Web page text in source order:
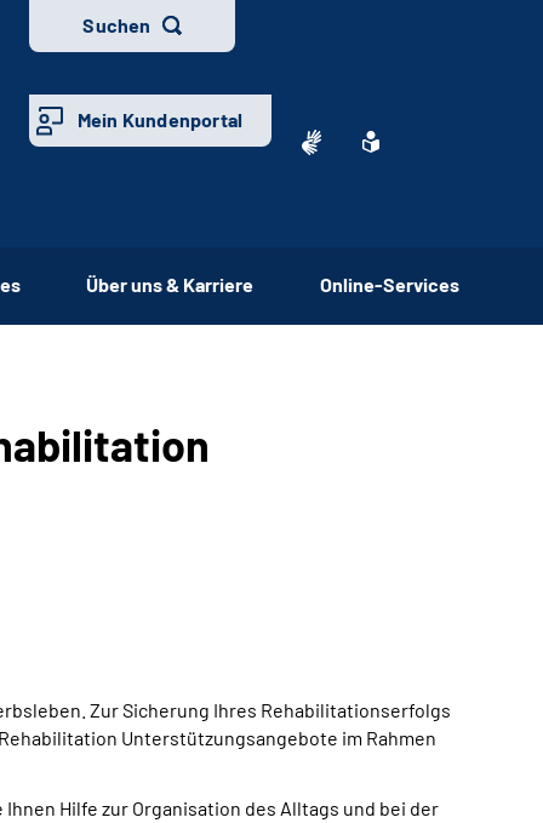
Suchen
Mein Kundenportal
Über uns & Karriere Online-Services
Zur Sicherung Ihres Rehabilitationserfolgs
Unterstützungsangebote im Rahmen
Hilfe zur Organisation des Alltags und bei der